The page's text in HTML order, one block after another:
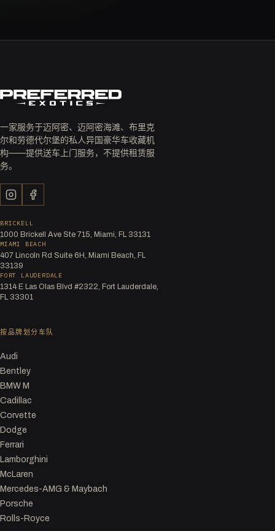
一家服务于迈阿密、迈阿密海滩、布里克
尔和劳德代尔堡的私人异国豪华车收藏机
构——提供送车上门服务，不提供租赁服
务。
BRICKELL
1000 Brickell Ave Ste 715, Miami, FL 33131
MIAMI BEACH
407 Lincoln Rd Suite 6H, Miami Beach, FL
33139
FORT LAUDERDALE
1314 E Las Olas Blvd #2322, Fort Lauderdale,
FL 33301
按品牌划分车队
Audi
Bentley
BMW M
Cadillac
Corvette
Dodge
Ferrari
Lamborghini
McLaren
Mercedes-AMG & Maybach
Porsche
Rolls-Royce